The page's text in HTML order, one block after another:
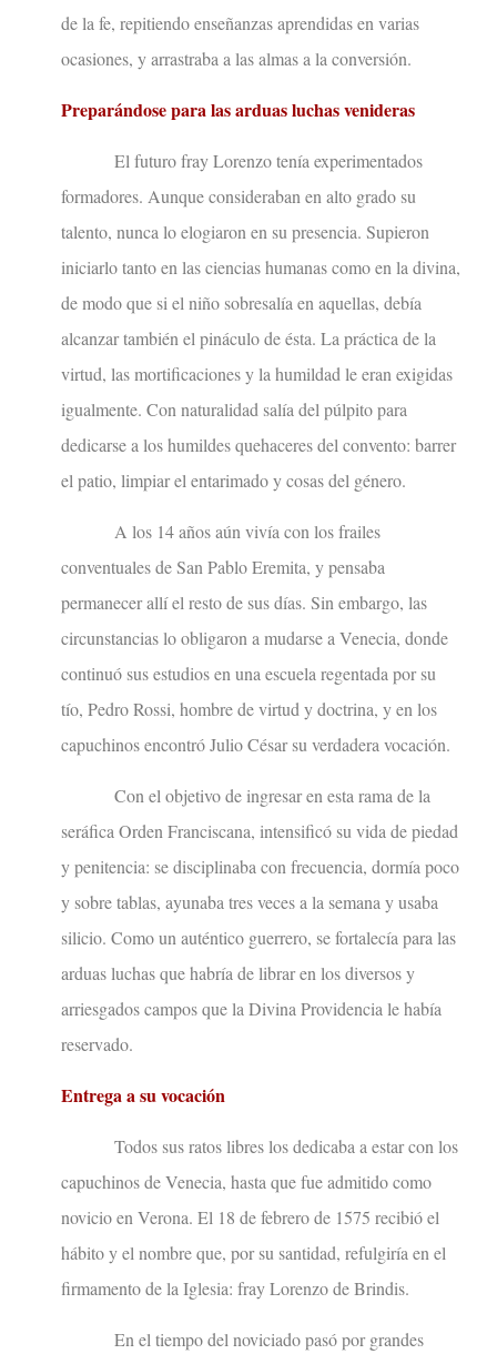
de la fe, repitiendo enseñanzas aprendidas en varias
ocasiones, y arrastraba a las almas a la conversión.
Preparándose para las arduas luchas venideras
El futuro fray Lorenzo tenía experimentados
formadores. Aunque consideraban en alto grado su
talento, nunca lo elogiaron en su presencia. Supieron
iniciarlo tanto en las ciencias humanas como en la divina,
de modo que si el niño sobresalía en aquellas, debía
alcanzar también el pináculo de ésta. La práctica de la
virtud, las mortificaciones y la humildad le eran exigidas
igualmente. Con naturalidad salía del púlpito para
dedicarse a los humildes quehaceres del convento: barrer
el patio, limpiar el entarimado y cosas del género.
A los 14 años aún vivía con los frailes
conventuales de San Pablo Eremita, y pensaba
permanecer allí el resto de sus días. Sin embargo, las
circunstancias lo obligaron a mudarse a Venecia, donde
continuó sus estudios en una escuela regentada por su
tío, Pedro Rossi, hombre de virtud y doctrina, y en los
capuchinos encontró Julio César su verdadera vocación.
Con el objetivo de ingresar en esta rama de la
seráfica Orden Franciscana, intensificó su vida de piedad
y penitencia: se disciplinaba con frecuencia, dormía poco
y sobre tablas, ayunaba tres veces a la semana y usaba
silicio. Como un auténtico guerrero, se fortalecía para las
arduas luchas que habría de librar en los diversos y
arriesgados campos que la Divina Providencia le había
reservado.
Entrega a su vocación
Todos sus ratos libres los dedicaba a estar con los
capuchinos de Venecia, hasta que fue admitido como
novicio en Verona. El 18 de febrero de 1575 recibió el
hábito y el nombre que, por su santidad, refulgiría en el
firmamento de la Iglesia: fray Lorenzo de Brindis.
En el tiempo del noviciado pasó por grandes